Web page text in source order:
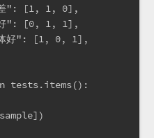
": [1, 1, 0],
": [0, 1, 1],
好": [1, 0, 1],
tests.items():